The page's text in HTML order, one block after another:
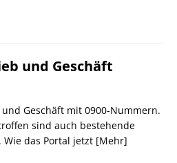
und Geschäft
Geschäft mit 0900-Nummern.
sind auch bestehende
das Portal jetzt [Mehr]